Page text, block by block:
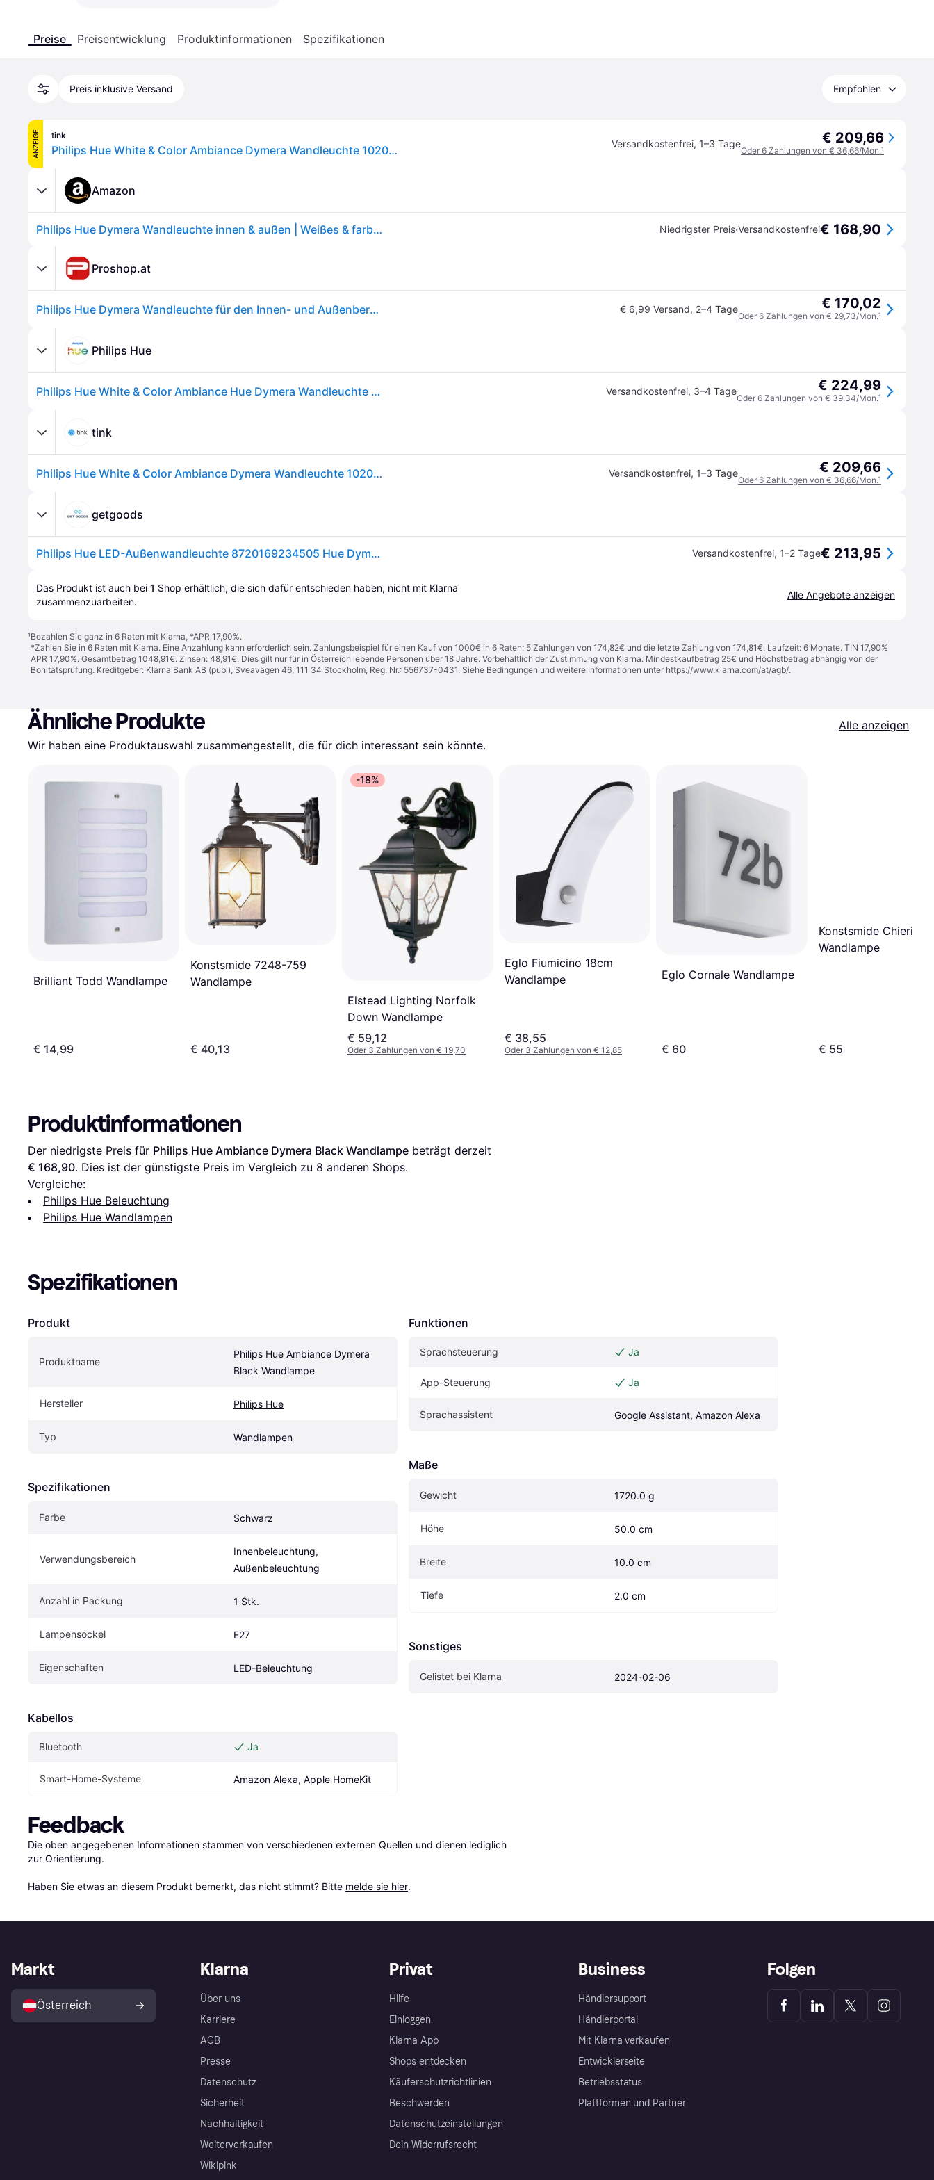
Preise Preisentwicklung Produktinformationen Spezifikationen
Preis inklusive Versand Empfohlen
ANZEIGE tink
Philips Hue White & Color Ambiance Dymera Wandleuchte 1020lm - Schwarz Versandkostenfrei, 1–3 Tage € 209,66
Oder 6 Zahlungen von € 36,66/Mon.¹
Amazon
Philips Hue Dymera Wandleuchte innen & außen | Weißes & farbiges LED Licht | Immersive Innen- & Außenleuchte | IP44 wasserdicht | Sprachsteuerung mit Alexa, Apple Home & Google Assistant | Schwarz Niedrigster Preis·Versandkostenfrei€ 168,90
Proshop.at
Philips Hue Dymera Wandleuchte für den Innen- und Außenbereich € 6,99 Versand, 2–4 Tage € 170,02
Oder 6 Zahlungen von € 29,73/Mon.¹
Philips Hue
Philips Hue White & Color Ambiance Hue Dymera Wandleuchte Für Den Innen- Und Außenbereich Versandkostenfrei, 3–4 Tage € 224,99
Oder 6 Zahlungen von € 39,34/Mon.¹
tink
Philips Hue White & Color Ambiance Dymera Wandleuchte 1020lm - Schwarz Versandkostenfrei, 1–3 Tage € 209,66
Oder 6 Zahlungen von € 36,66/Mon.¹
getgoods
Philips Hue LED-Außenwandleuchte 8720169234505 Hue Dymera Wall light 10.2 W RGBW Versandkostenfrei, 1–2 Tage€ 213,95
Das Produkt ist auch bei 1 Shop erhältlich, die sich dafür entschieden haben, nicht mit Klarna
zusammenzuarbeiten.
Alle Angebote anzeigen
¹Bezahlen Sie ganz in 6 Raten mit Klarna, *APR 17,90%.
*Zahlen Sie in 6 Raten mit Klarna. Eine Anzahlung kann erforderlich sein. Zahlungsbeispiel für einen Kauf von 1000€ in 6 Raten: 5 Zahlungen von 174,82€ und die letzte Zahlung von 174,81€. Laufzeit: 6 Monate. TIN 17,90%
APR 17,90%. Gesamtbetrag 1048,91€. Zinsen: 48,91€. Dies gilt nur für in Österreich lebende Personen über 18 Jahre. Vorbehaltlich der Zustimmung von Klarna. Mindestkaufbetrag 25€ und Höchstbetrag abhängig von der
Bonitätsprüfung. Kreditgeber: Klarna Bank AB (publ), Sveavägen 46, 111 34 Stockholm, Reg. Nr.: 556737-0431. Siehe Bedingungen und weitere Informationen unter https://www.klarna.com/at/agb/.
Ähnliche Produkte
Alle anzeigen
Wir haben eine Produktauswahl zusammengestellt, die für dich interessant sein könnte.
Brilliant Todd Wandlampe
€ 14,99
Konstsmide 7248-759
Wandlampe
€ 40,13
-18%
Elstead Lighting Norfolk
Down Wandlampe
€ 59,12
Oder 3 Zahlungen von € 19,70
Eglo Fiumicino 18cm
Wandlampe
€ 38,55
Oder 3 Zahlungen von € 12,85
Eglo Cornale Wandlampe
€ 60
Konstsmide Chieri
Wandlampe
€ 55
Produktinformationen
Der niedrigste Preis für Philips Hue Ambiance Dymera Black Wandlampe
€ 168,90. Dies ist der günstigste Preis im Vergleich zu 8 anderen Shops.
Vergleiche:
Philips Hue Beleuchtung
Philips Hue Wandlampen
Spezifikationen
Produkt
Produktname
Philips Hue Ambiance Dymera
Black Wandlampe
Hersteller Philips Hue
Typ Wandlampen
Spezifikationen
Farbe Schwarz
Verwendungsbereich
Innenbeleuchtung,
Außenbeleuchtung
Anzahl in Packung 1 Stk.
Lampensockel E27
Eigenschaften LED-Beleuchtung
Kabellos
Bluetooth Ja
Smart-Home-Systeme Amazon Alexa, Apple HomeKit
Funktionen
Sprachsteuerung Ja
App-Steuerung Ja
Sprachassistent Google Assistant, Amazon Alexa
Maße
Gewicht 1720.0 g
Höhe 50.0 cm
Breite 10.0 cm
Tiefe 2.0 cm
Sonstiges
Gelistet bei Klarna 2024-02-06
Feedback
Die oben angegebenen Informationen stammen von verschiedenen externen Quellen und dienen lediglich
zur Orientierung.
Haben Sie etwas an diesem Produkt bemerkt, das nicht stimmt? Bitte melde sie hier.
Klarna
Über uns
Karriere
AGB
Presse
Datenschutz
Sicherheit
Nachhaltigkeit
Weiterverkaufen
Wikipink
Privat
Hilfe
Einloggen
Klarna App
Shops entdecken
Käuferschutzrichtlinien
Beschwerden
Datenschutzeinstellungen
Dein Widerrufsrecht
Business
Händlersupport
Händlerportal
Mit Klarna verkaufen
Entwicklerseite
Betriebsstatus
Plattformen und Partner
Markt
Österreich
Folgen